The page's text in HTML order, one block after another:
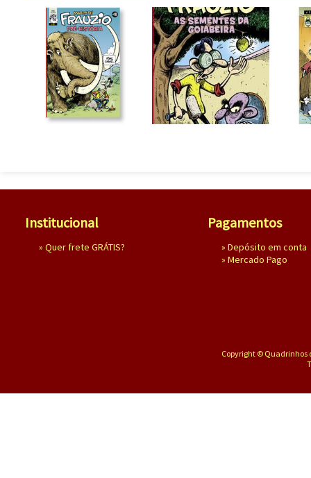
Institucional
» Quer frete GRÁTIS?
Pagamentos
» Depósito em conta
» Mercado Pago
Copyright © Quadrinhos